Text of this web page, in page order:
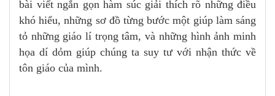
bài viết ngắn gọn hàm súc giải thích rõ những điều
khó hiểu, những sơ đồ từng bước một giúp làm sáng
tỏ những giáo lí trọng tâm, và những hình ảnh minh
họa dí dỏm giúp chúng ta suy tư với nhận thức về
tôn giáo của mình.